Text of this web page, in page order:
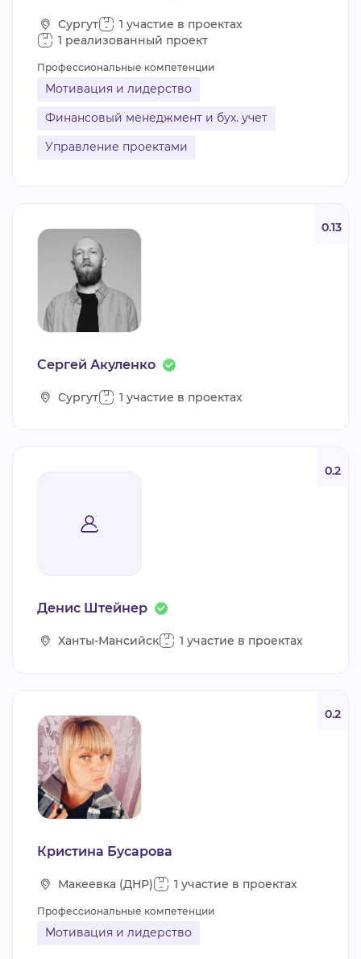
Сургут
1 участие в проектах
1 реализованный проект
Профессиональные компетенции
Мотивация и лидерство
Финансовый менеджмент и бух. учет
Управление проектами
0.13
Сергей Акуленко
Сургут 1 участие в проектах
0.2
Денис Штейнер
Ханты-Мансийск 1 участие в проектах
0.2
Кристина Бусарова
Макеевка (ДНР) 1 участие в проектах
Профессиональные компетенции
Мотивация и лидерство